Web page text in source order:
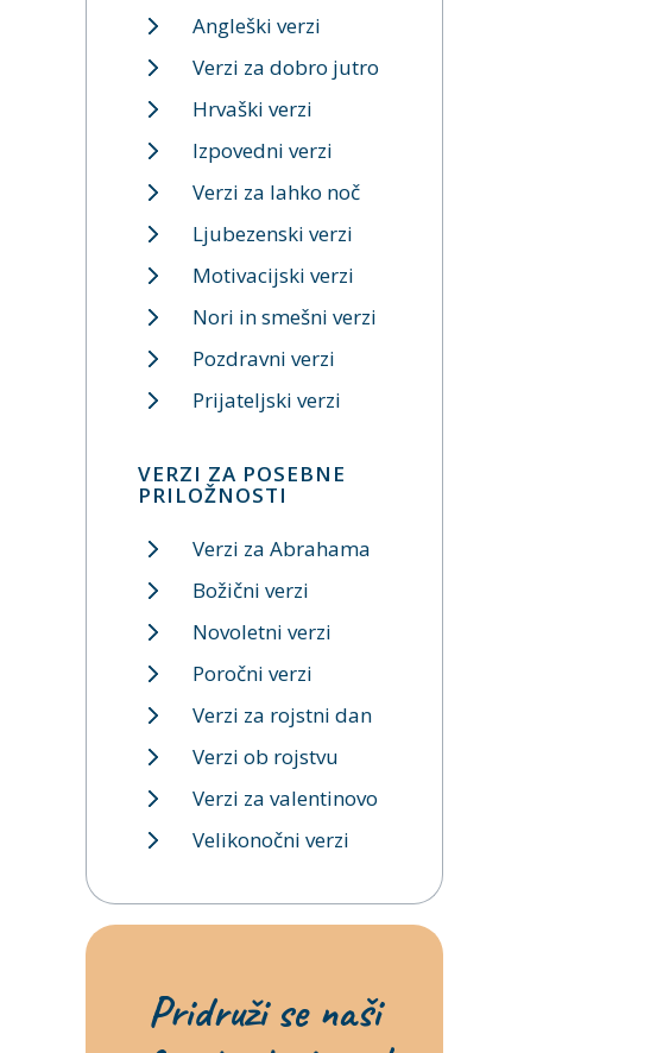
Angleški verzi
Verzi za dobro jutro
Hrvaški verzi
Izpovedni verzi
Verzi za lahko noč
Ljubezenski verzi
Motivacijski verzi
Nori in smešni verzi
Pozdravni verzi
Prijateljski verzi
VERZI ZA POSEBNE
PRILOŽNOSTI
Verzi za Abrahama
Božični verzi
Novoletni verzi
Poročni verzi
Verzi za rojstni dan
Verzi ob rojstvu
Verzi za valentinovo
Velikonočni verzi
Pridruži se naši